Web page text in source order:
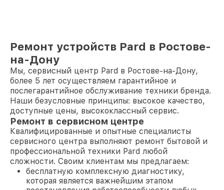
Ремонт устройств Pard в Ростове-
на-Дону
Мы, сервисный центр Pard в Ростове-на-Дону,
более 5 лет осуществляем гарантийное и
послегарантийное обслуживание техники бренда.
Наши безусловные принципы: высокое качество,
доступные цены, высококлассный сервис.
Ремонт в сервисном центре
Квалифицированные и опытные специалисты
сервисного центра выполняют ремонт бытовой и
профессиональной техники Pard любой
сложности. Своим клиентам мы предлагаем:
бесплатную комплексную диагностику,
которая является важнейшим этапом